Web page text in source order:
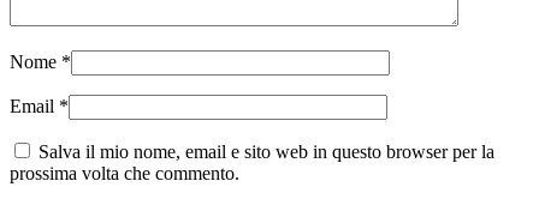
Nome *
Email *
Salva il mio nome, email e sito web in questo browser per la
prossima volta che commento.